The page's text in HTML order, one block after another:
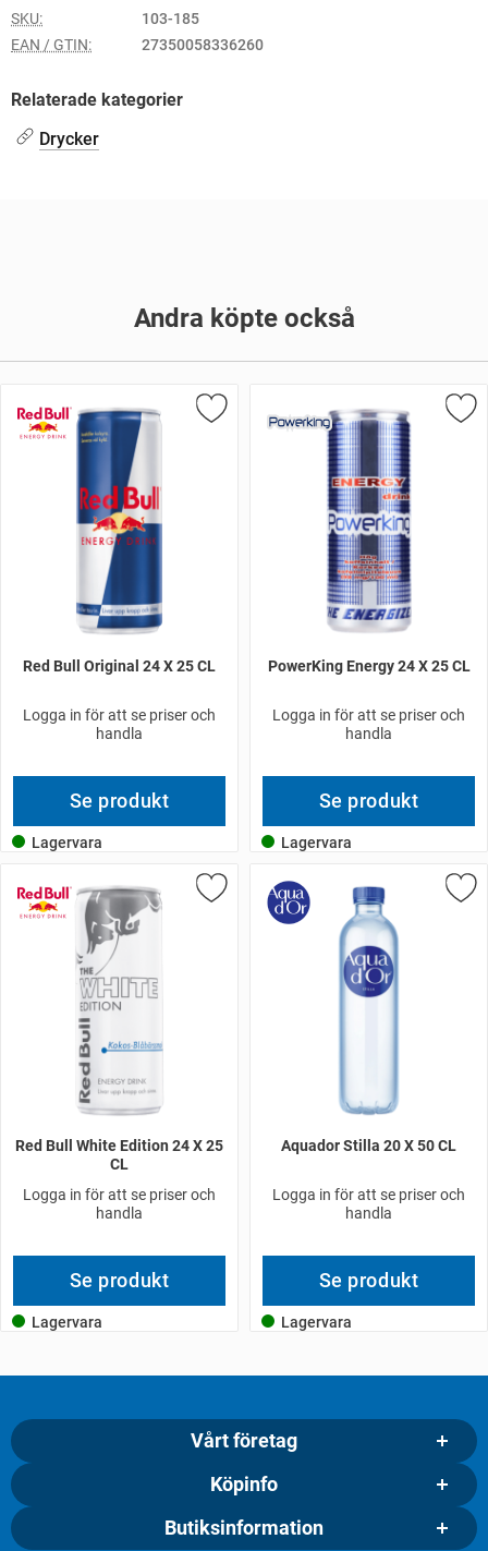
SKU:
103-185
EAN / GTIN:
27350058336260
Relaterade kategorier
Drycker
Andra köpte också
Red Bull Original 24 X 25 CL
Logga in för att se priser och
handla
Se produkt
Lagervara
PowerKing Energy 24 X 25 CL
Logga in för att se priser och
handla
Se produkt
Lagervara
Red Bull White Edition 24 X 25
CL
Logga in för att se priser och
handla
Se produkt
Lagervara
Aquador Stilla 20 X 50 CL
Logga in för att se priser och
handla
Se produkt
Lagervara
Vårt företag
Köpinfo
Butiksinformation